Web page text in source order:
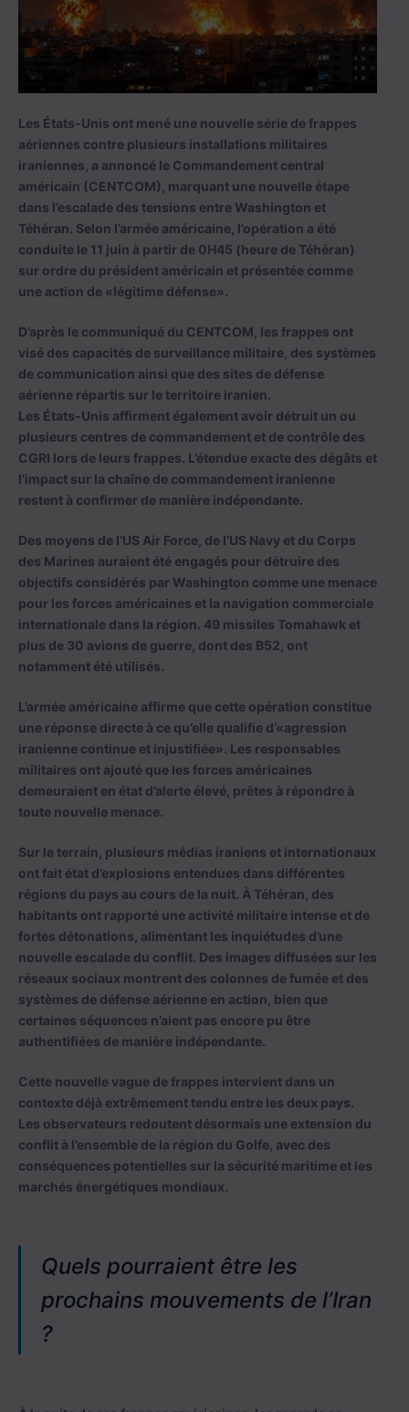
Les États-Unis ont mené une nouvelle série de frappes
aériennes contre plusieurs installations militaires
iraniennes, a annoncé le Commandement central
américain (CENTCOM), marquant une nouvelle étape
dans l’escalade des tensions entre Washington et
Téhéran. Selon l’armée américaine, l’opération a été
conduite le 11 juin à partir de 0H45 (heure de Téhéran)
sur ordre du président américain et présentée comme
une action de «légitime défense».
D’après le communiqué du CENTCOM, les frappes ont
visé des capacités de surveillance militaire, des systèmes
de communication ainsi que des sites de défense
aérienne répartis sur le territoire iranien.
Les États-Unis affirment également avoir détruit un ou
plusieurs centres de commandement et de contrôle des
CGRI lors de leurs frappes. L’étendue exacte des dégâts et
l’impact sur la chaîne de commandement iranienne
restent à confirmer de manière indépendante.
Des moyens de l’US Air Force, de l’US Navy et du Corps
des Marines auraient été engagés pour détruire des
objectifs considérés par Washington comme une menace
pour les forces américaines et la navigation commerciale
internationale dans la région. 49 missiles Tomahawk et
plus de 30 avions de guerre, dont des B52, ont
notamment été utilisés.
L’armée américaine affirme que cette opération constitue
une réponse directe à ce qu’elle qualifie d’«agression
iranienne continue et injustifiée». Les responsables
militaires ont ajouté que les forces américaines
demeuraient en état d’alerte élevé, prêtes à répondre à
toute nouvelle menace.
Sur le terrain, plusieurs médias iraniens et internationaux
ont fait état d’explosions entendues dans différentes
régions du pays au cours de la nuit. À Téhéran, des
habitants ont rapporté une activité militaire intense et de
fortes détonations, alimentant les inquiétudes d’une
nouvelle escalade du conflit. Des images diffusées sur les
réseaux sociaux montrent des colonnes de fumée et des
systèmes de défense aérienne en action, bien que
certaines séquences n’aient pas encore pu être
authentifiées de manière indépendante.
Cette nouvelle vague de frappes intervient dans un
contexte déjà extrêmement tendu entre les deux pays.
Les observateurs redoutent désormais une extension du
conflit à l’ensemble de la région du Golfe, avec des
conséquences potentielles sur la sécurité maritime et les
marchés énergétiques mondiaux.
Quels pourraient être les
prochains mouvements de l’Iran
?